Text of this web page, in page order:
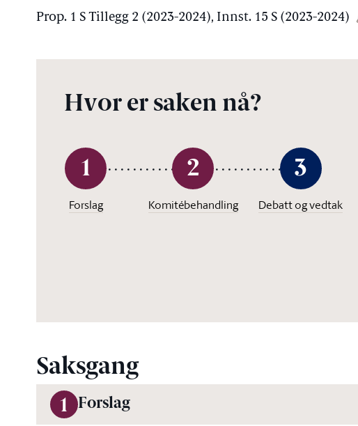
Prop. 1 S Tillegg 2 (2023-2024), Innst. 15 S (2023-2024)
Hvor er saken nå?
1
Forslag
2
Komitébehandling
3
Debatt og vedtak
Saksgang
1 Forslag